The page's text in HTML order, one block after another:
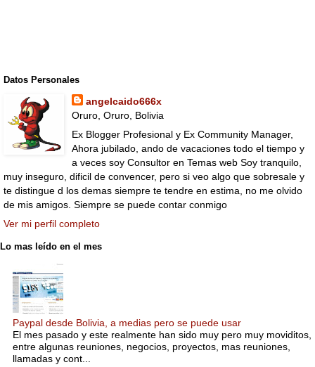
Datos Personales
angelcaido666x
Oruro, Oruro, Bolivia
Ex Blogger Profesional y Ex Community Manager,
Ahora jubilado, ando de vacaciones todo el tiempo y
a veces soy Consultor en Temas web Soy tranquilo,
muy inseguro, dificil de convencer, pero si veo algo que sobresale y
te distingue d los demas siempre te tendre en estima, no me olvido
de mis amigos. Siempre se puede contar conmigo
Ver mi perfil completo
Lo mas leído en el mes
Paypal desde Bolivia, a medias pero se puede usar
El mes pasado y este realmente han sido muy pero muy moviditos,
entre algunas reuniones, negocios, proyectos, mas reuniones,
llamadas y cont...